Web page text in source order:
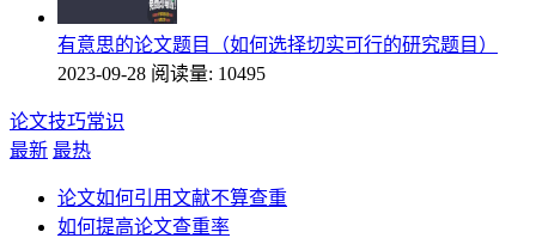
有意思的论文题目（如何选择切实可行的研究题目）
2023-09-28 阅读量: 10495
论文技巧常识
最新 最热
论文如何引用文献不算查重
如何提高论文查重率